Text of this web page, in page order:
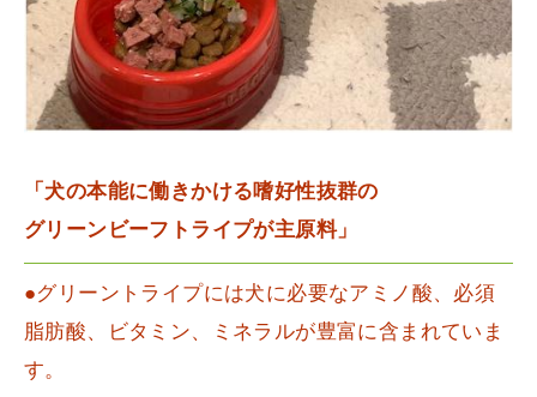
「犬の本能に働きかける嗜好性抜群の
グリーンビーフトライプが主原料」
●グリーントライプには犬に必要なアミノ酸、必須
脂肪酸、ビタミン、ミネラルが豊富に含まれていま
す。